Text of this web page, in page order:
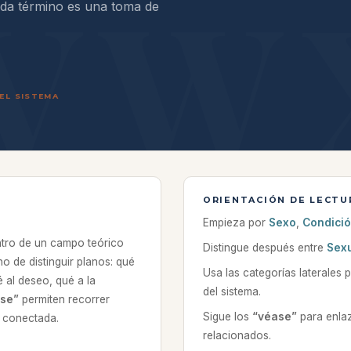
término es una toma de
SISTEMA
de un campo teórico
de distinguir planos: qué
al deseo, qué a la
permiten recorrer
ORIENTACIÓN DE
Empieza por Sexo
Distingue después entre
Usa las categorías laterales
del sistema.
Sigue los “véase” para
relacionados.